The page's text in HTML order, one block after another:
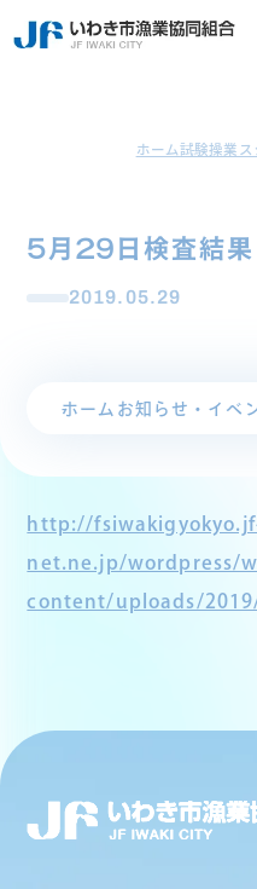
ホーム試験操業ス
5月29日検査結果
2019.05.29
ホーム お知らせ・イベ
http://
net.ne.jp/wordpress/
content/uploads/